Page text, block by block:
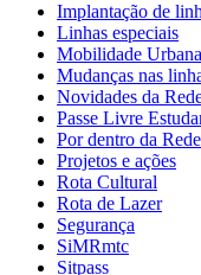
Implantação de
Linhas especiais
Mobilidade Urbana
Mudanças nas
Novidades da
Passe Livre
Por dentro da Rede
Projetos e ações
Rota Cultural
Rota de Lazer
Segurança
SiMRmtc
Sitpass